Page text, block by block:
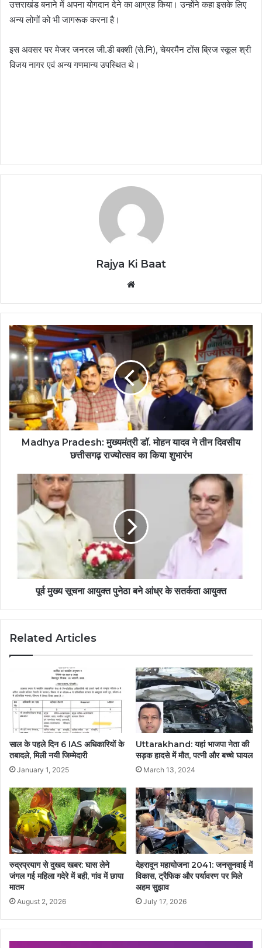
उत्तराखंड बनाने में अपना योगदान देने का आग्रह किया। उन्होंने कहा इसके लिए
अन्य लोगों को भी जागरूक करना है।
इस अवसर पर मेजर जनरल जी.डी बक्शी (से.नि), चेयरमैन टोंस ब्रिज स्कूल श्री
विजय नागर एवं अन्य गणमान्य उपस्थित थे।
Rajya Ki Baat
Madhya Pradesh: मुख्यमंत्री डॉ. मोहन यादव ने तीन दिवसीय
छत्तीसगढ़ राज्योत्सव का किया शुभारंभ
पूर्व मुख्य सूचना आयुक्त पुनेठा बने आंध्र के सतर्कता आयुक्त
Related Articles
साल के पहले दिन 6 IAS अधिकारियों के
तबादले, मिली नयी जिम्मेदारी
January 1, 2025
Uttarakhand: यहां भाजपा नेता की
सड़क हादसे में मौत, पत्नी और बच्चे घायल
March 13, 2024
रुद्रप्रयाग से दुखद खबर: घास लेने
जंगल गई महिला गदेरे में बही, गांव में छाया
मातम
August 2, 2026
देहरादून महायोजना 2041: जनसुनवाई में
विकास, ट्रैफिक और पर्यावरण पर मिले
अहम सुझाव
July 17, 2026